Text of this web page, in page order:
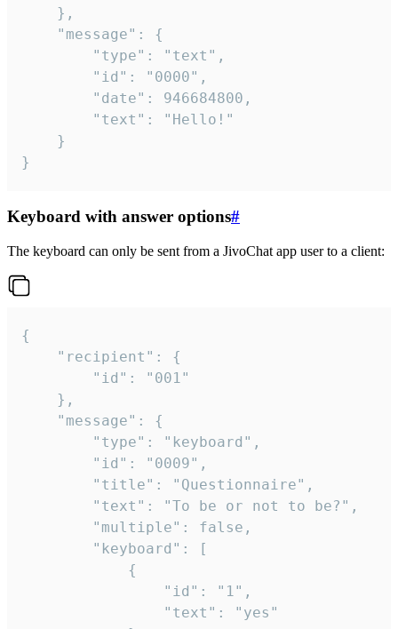
}
Keyboard with answer options#
The keyboard can only be sent from a JivoChat app user to a client:
{